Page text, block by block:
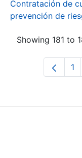
Contratación de
prevención de
Showing 181 to
1